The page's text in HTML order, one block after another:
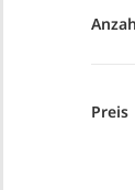
Preis